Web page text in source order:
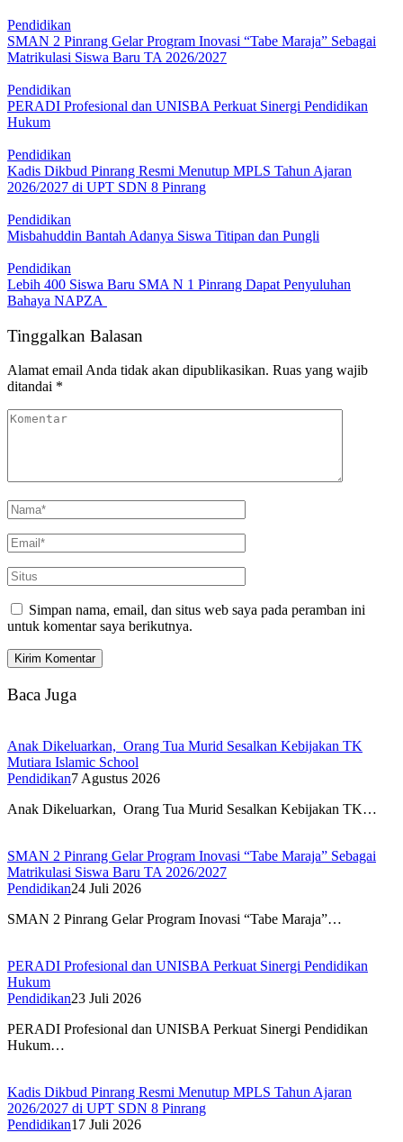
Pendidikan
SMAN 2 Pinrang Gelar Program Inovasi “Tabe Maraja” Sebagai
Matrikulasi Siswa Baru TA 2026/2027
Pendidikan
PERADI Profesional dan UNISBA Perkuat Sinergi Pendidikan
Hukum
Pendidikan
Kadis Dikbud Pinrang Resmi Menutup MPLS Tahun Ajaran
2026/2027 di UPT SDN 8 Pinrang
Pendidikan
Misbahuddin Bantah Adanya Siswa Titipan dan Pungli
Pendidikan
Lebih 400 Siswa Baru SMA N 1 Pinrang Dapat Penyuluhan
Bahaya NAPZA
Tinggalkan Balasan
Alamat email Anda tidak akan dipublikasikan. Ruas yang wajib
ditandai *
Simpan nama, email, dan situs web saya pada peramban ini
untuk komentar saya berikutnya.
Baca Juga
Anak Dikeluarkan, Orang Tua Murid Sesalkan Kebijakan TK
Mutiara Islamic School
Pendidikan7 Agustus 2026
Anak Dikeluarkan, Orang Tua Murid Sesalkan Kebijakan TK…
SMAN 2 Pinrang Gelar Program Inovasi “Tabe Maraja” Sebagai
Matrikulasi Siswa Baru TA 2026/2027
Pendidikan24 Juli 2026
SMAN 2 Pinrang Gelar Program Inovasi “Tabe Maraja”…
PERADI Profesional dan UNISBA Perkuat Sinergi Pendidikan
Hukum
Pendidikan23 Juli 2026
PERADI Profesional dan UNISBA Perkuat Sinergi Pendidikan
Hukum…
Kadis Dikbud Pinrang Resmi Menutup MPLS Tahun Ajaran
2026/2027 di UPT SDN 8 Pinrang
Pendidikan17 Juli 2026